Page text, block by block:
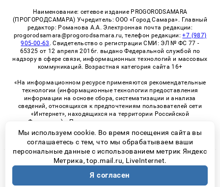
Наименование: сетевое издание PROGORODSAMARA
(ПРОГОРОДСАМАРА) Учредитель: ООО «Город Самара». Главный
редактор: Романова А.А. Электронная почта редакции:
progorodsamara@progorodsamara.ru, телефон редакции:+7 (987)
905-00-63 . Свидетельство о регистрации СМИ: ЭЛ № ФС 77 -
65325 от 12 апреля 2016г. выдано Федеральной службой по
надзору в сфере связи, информационных технологий и массовых
коммуникаций. Возрастная категория сайта 16+
«На информационном ресурсе применяются рекомендательные
технологии (информационные технологии предоставления
информации на основе сбора, систематизации и анализа
сведений, относящихся к предпочтениям пользователей сети
«Интернет», находящихся на территории Российской
Федерации)». Правила применения рекомендательных
технологий в виджетах рекламно-обменной сети
«СМИ2» (PDF)
© 2026 «ProGorodSamara» | Все права защищены
Возрастная категория сайта 16+
Мы используем cookie. Во время посещения сайта вы
соглашаетесь с тем, что мы обрабатываем ваши
персональные данные с использованием метрик Яндекс
Метрика, top.mail.ru, LiveInternet.
Я согласен